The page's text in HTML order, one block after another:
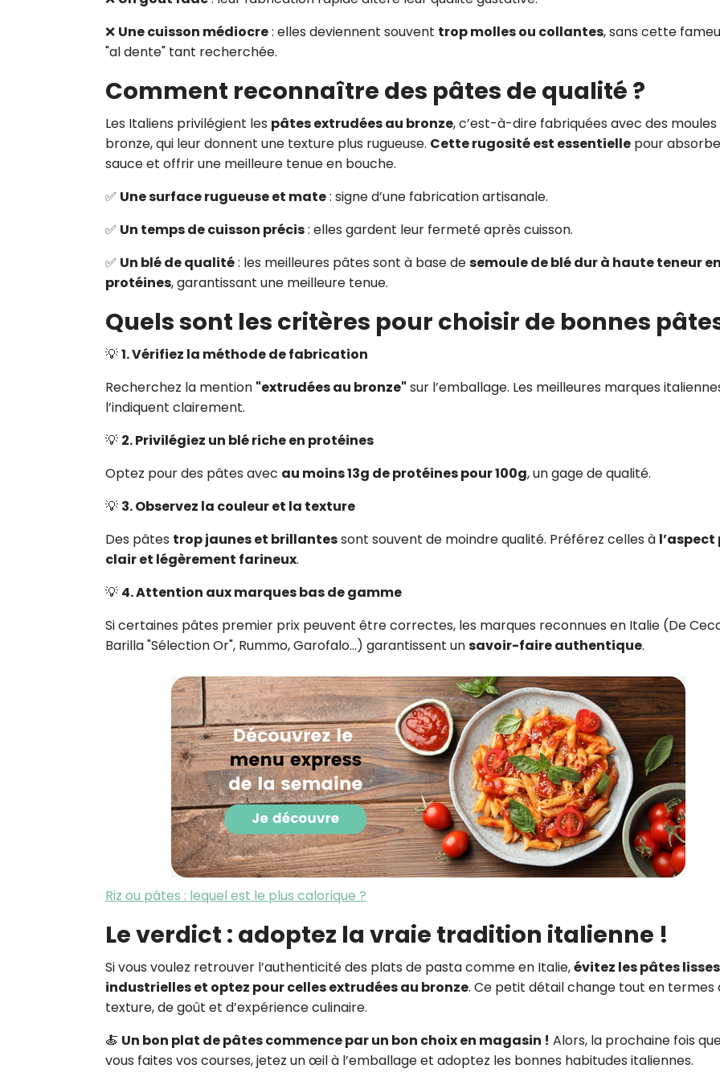
❌ Une cuisson médiocre: elles deviennent souvent trop molles ou collantes, sans cette
"al dente" tant recherchée.
Comment reconnaître des pâtes de qualité ?
Les Italiens privilégient les pâtes extrudées au bronze, c’est-à-dire fabriquées avec des moules
bronze, qui leur donnent une texture plus rugueuse. Cette rugosité est essentielle pour
sauce et offrir une meilleure tenue en bouche.
✅ Une surface rugueuse et mate: signe d’une fabrication artisanale.
✅ Un temps de cuisson précis: elles gardent leur fermeté après cuisson.
✅ Un blé de qualité: les meilleures pâtes sont à base desemoule de blé dur à haute teneur en
protéines, garantissant une meilleure tenue.
Quels sont les critères pour choisir de bonnes
💡1. Vérifiez la méthode de fabrication
Recherchez la mention "extrudées au bronze" sur l’emballage. Les meilleures marques
l’indiquent clairement.
💡 2. Privilégiez un blé riche en protéines
Optez pour des pâtes avec au moins 13g de protéines pour 100g, un gage de qualité.
💡 3. Observez la couleur et la texture
Des pâtes trop jaunes et brillantessont souvent de moindre qualité. Préférez celles à l’aspect
clair et légèrement farineux.
💡 4. Attention aux marques bas de gamme
Si certaines pâtes premier prix peuvent être correctes, les marques reconnues en Italie (De
Barilla "Sélection Or", Rummo, Garofalo...) garantissent unsavoir-faire authentique.
Riz ou pâtes : lequel est le plus calorique ?
Le verdict : adoptez la vraie tradition italienne !
Si vous voulez retrouver l’authenticité des plats de pasta comme en Italie,évitez les pâtes
industrielles et optez pour celles extrudées au bronze. Ce petit détail change tout en termes
texture, de goût et d’expérience culinaire.
🍝 Un bon plat de pâtes commence par un bon choix en magasin ! Alors, la prochaine fois
vous faites vos courses, jetez un œil à l’emballage et adoptez les bonnes habitudes italiennes.